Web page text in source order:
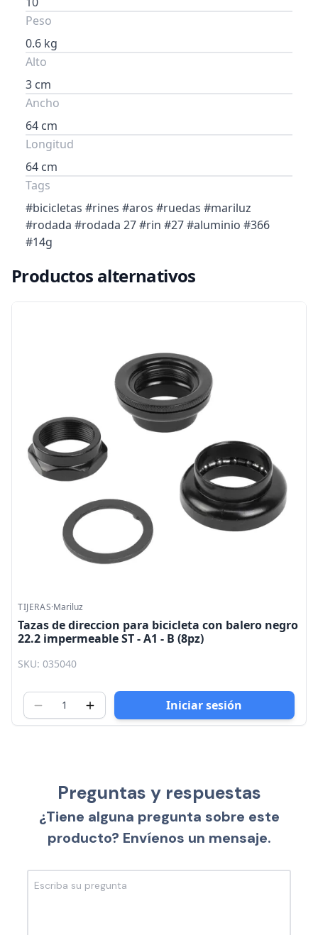
Peso
0.6 kg
Alto
3 cm
Ancho
64 cm
Longitud
64 cm
Tags
#bicicletas #rines #aros #ruedas #mariluz
#rodada #rodada 27 #rin #27 #aluminio #366
#14g
Productos alternativos
TIJERAS·Mariluz
Tazas de direccion para bicicleta con balero negro
22.2 impermeable ST - A1 - B (8pz)
SKU: 035040
Iniciar sesión
Preguntas y respuestas
¿Tiene alguna pregunta sobre este
producto? Envíenos un mensaje.